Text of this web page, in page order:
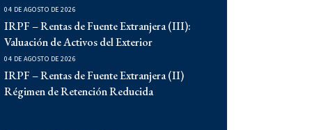
Demo
Derecho Administrativo
IFLR 1000
Institucionales
04 DE AGOSTO DE 2026
IRPF – Rentas de Fuente Extranjera (III):
Valuación de Activos del Exterior
04 DE AGOSTO DE 2026
IRPF – Rentas de Fuente Extranjera (II)
Régimen de Retención Reducida